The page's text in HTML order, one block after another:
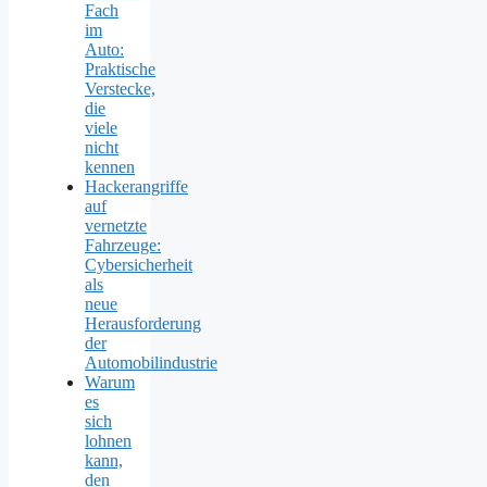
Fach
im
Auto:
Praktische
Verstecke,
die
viele
nicht
kennen
Hackerangriffe
auf
vernetzte
Fahrzeuge:
Cybersicherheit
als
neue
Herausforderung
der
Automobilindustrie
Warum
es
sich
lohnen
kann,
den